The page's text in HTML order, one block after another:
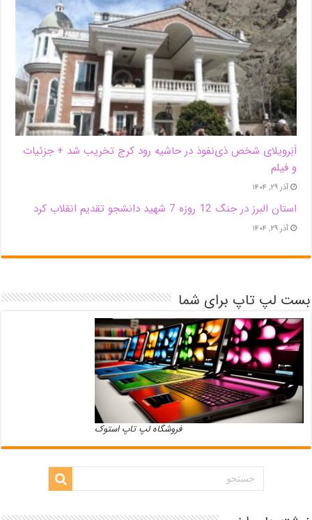
اَبَر‌ویلای شخص ذی‌نفوذ در حاشیه‌ رود کرج تخریب شد + جزئیات
و فیلم
آذر ۲۹, ۱۴۰۴
استان البرز در جنگ 12 روزه 7 شهید دانشجو تقدیم انقلاب کرد
آذر ۲۹, ۱۴۰۴
بست لپ تاپ برای شما
فروشگاه لپ تاپ استوک